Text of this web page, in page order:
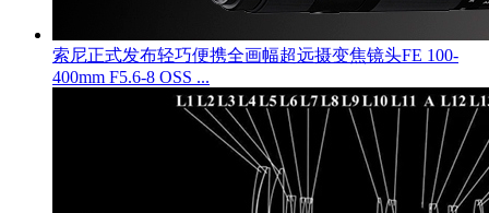
索尼正式发布轻巧便携全画幅超远摄变焦镜头FE 100-
400mm F5.6-8 OSS ...